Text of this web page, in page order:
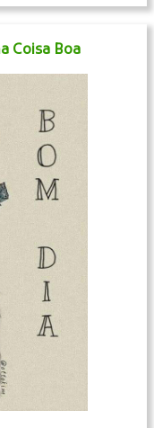
Coisa Boa